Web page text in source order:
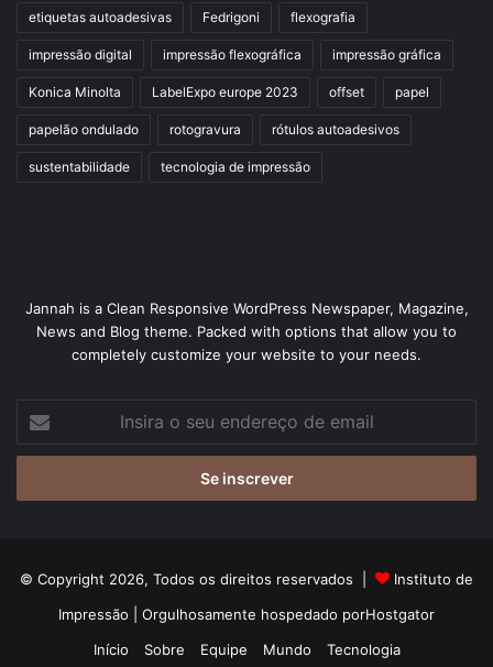
etiquetas autoadesivas Fedrigoni flexografia
impressão digital impressão flexográfica impressão gráfica
Konica Minolta LabelExpo europe 2023 offset papel
papelão ondulado rotogravura rótulos autoadesivos
sustentabilidade tecnologia de impressão
Jannah is a Clean Responsive WordPress Newspaper, Magazine,
News and Blog theme. Packed with options that allow you to
completely customize your website to your needs.
seu
de
© Copyright 2026, Todos os direitos reservados |
Instituto de
Impressão | Orgulhosamente hospedado porHostgator
Início
Sobre Equipe Mundo Tecnologia